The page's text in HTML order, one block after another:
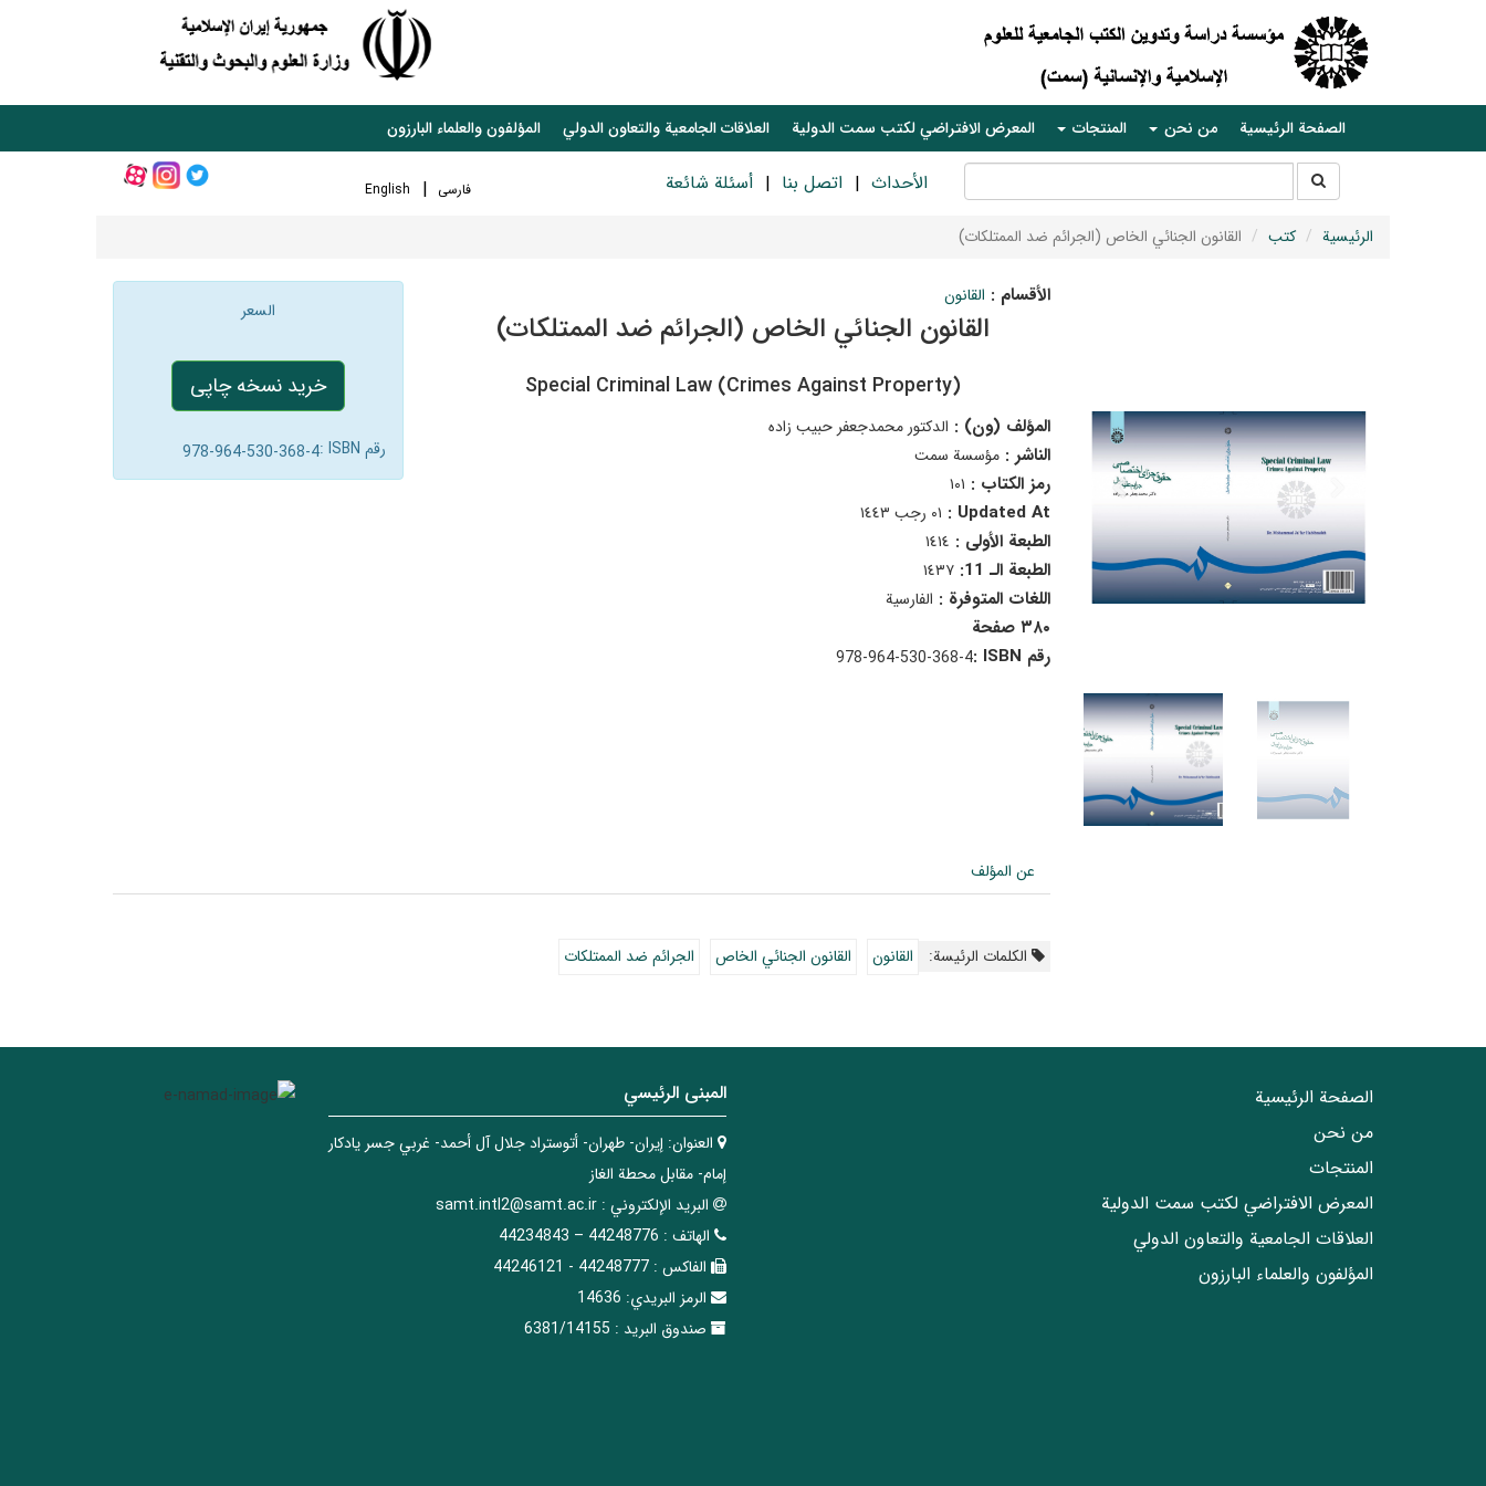
الصفحة الرئيسية من نحن المنتجات المعرض الافتراضي لكتب سمت الدولية العلاقات الجامعیة والتعاون الدولي المؤلفون والعلماء البارزون
فارسی English جستجو
در
سایت
الأحداث اتصل بنا أسئلة شائعة
الرئيسية كتب القانون الجنائي الخاص (الجرائم ضد الممتلكات)
الأقسام : القانون
القانون الجنائي الخاص (الجرائم ضد الممتلكات)
Special Criminal Law (Crimes Against Property)
المؤلف (ون) : الدكتور محمدجعفر حبيب زاده
الناشر :مؤسسة سمت
رمز الكتاب : ١٠١
Updated At : ٠١ رجب ١٤٤٣
الطبعة الأولى : ١٤١٤
الطبعة الـ 11: ١٤٣٧
اللغات المتوفرة : الفارسية
٣٨٠ صفحة
رقم ISBN :
978-964-530-368-4
السعر
خرید نسخه چاپی
رقم ISBN : 978-964-530-368-4
عن المؤلف
الکلمات الرئيسة: القانون القانون الجنائي الخاص الجرائم ضد الممتلكات
الصفحة الرئيسية
من نحن
المنتجات
المعرض الافتراضي لكتب سمت الدولية
العلاقات الجامعیة والتعاون الدولي
المؤلفون والعلماء البارزون
المبنی الرئيسي
العنوان: إيران- طهران- أتوستراد جلال آل أحمد- غربي جسر يادكار
إمام- مقابل محطة الغاز
البريد الإلکتروني : samt.intl2@samt.ac.ir
الهاتف : 44248776 – 44234843
الفاکس : 44248777 - 44246121
الرمز البريدي: 14636
صندوق البريد : 6381/14155